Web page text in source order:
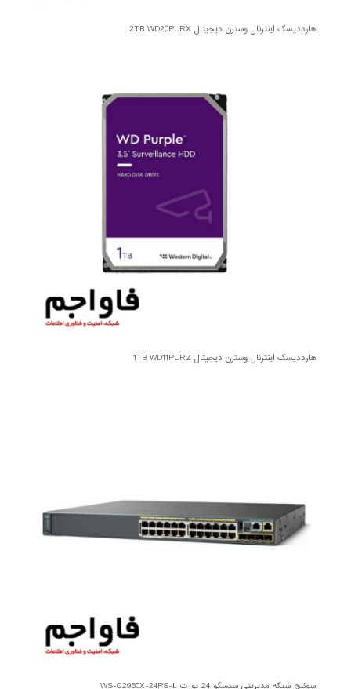
هارددیسک اینترنال وسترن دیجیتال 2TB WD20PURX
هارددیسک اینترنال وسترن دیجیتال 1TB WD11PURZ